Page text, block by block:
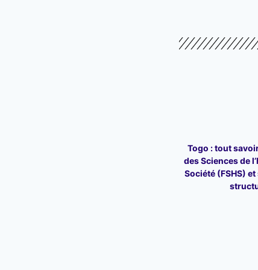
Togo : tout
des Sciences de
Société (FSHS)